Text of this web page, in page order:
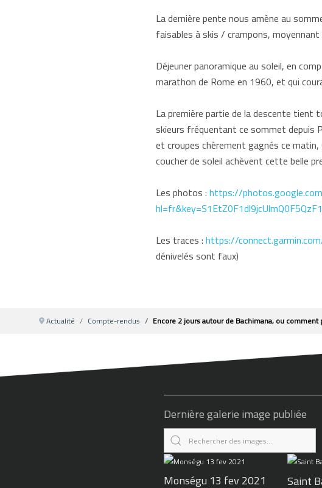
La dernière pente nous amène au
faisables à skis / crampons,
Déjeuner panoramique au soleil, en
marathon de Rome en 1960, et qui
La première partie de la descente
skieurs fréquentant ce sommet depuis
et croupes chèrement gagnés ce
coucher de soleil achèvent cette belle
Les photos :https://
Les traces :https://
dénivelés sont faux)
Actualité Compte-rendus Encore 2 jours autour de Bachimana, ou
Dernière galerie image publiée
Monségu 13 fev 2021
Saint